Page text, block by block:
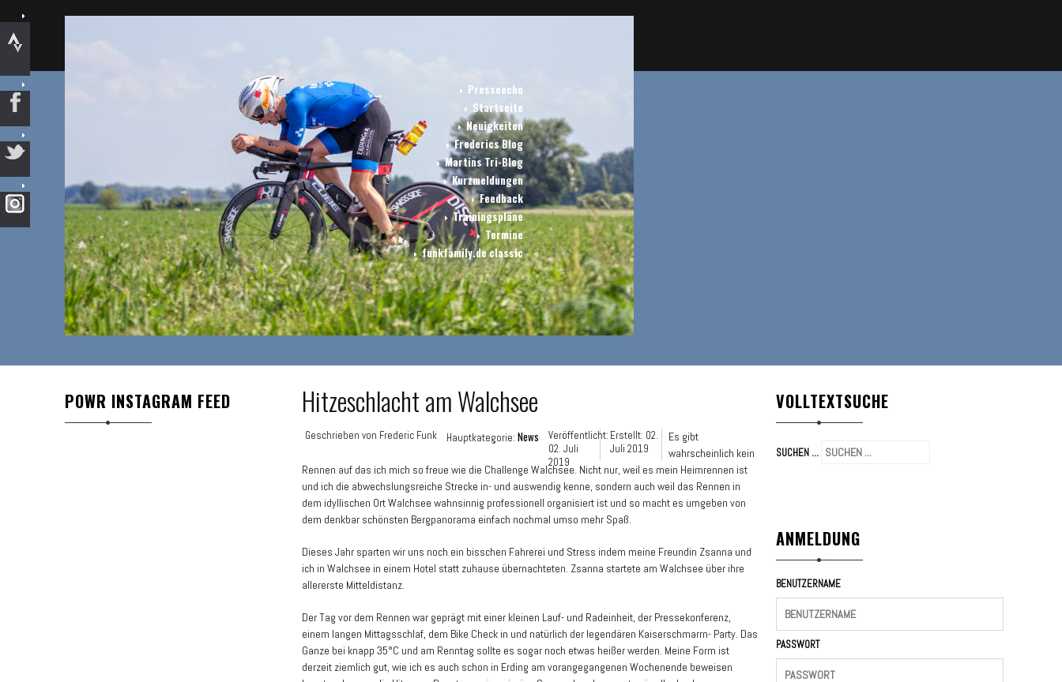
Presseecho
Startseite
Neuigkeiten
Frederics Blog
Martins Tri-Blog
Kurzmeldungen
Feedback
Trainingspläne
Termine
funkfamily.de classic
POWR INSTAGRAM FEED Hitzeschlacht am Walchsee
Geschrieben von Frederic Funk Hauptkategorie: News
Veröffentlicht:
02. Juli
2019
Erstellt: 02.
Juli 2019
Es gibt
wahrscheinlich kein
Rennen auf das ich mich so freue wie die Challenge Walchsee. Nicht nur, weil es mein Heimrennen ist
und ich die abwechslungsreiche Strecke in- und auswendig kenne, sondern auch weil das Rennen in
dem idyllischen Ort Walchsee wahnsinnig professionell organisiert ist und so macht es umgeben von
dem denkbar schönsten Bergpanorama einfach nochmal umso mehr Spaß.
Dieses Jahr sparten wir uns noch ein bisschen Fahrerei und Stress indem meine Freundin Zsanna und
ich in Walchsee in einem Hotel statt zuhause übernachteten. Zsanna startete am Walchsee über ihre
allererste Mitteldistanz.
Der Tag vor dem Rennen war geprägt mit einer kleinen Lauf- und Radeinheit, der Pressekonferenz,
einem langen Mittagsschlaf, dem Bike Check in und natürlich der legendären Kaiserschmarrn- Party. Das
Ganze bei knapp 35°C und am Renntag sollte es sogar noch etwas heißer werden. Meine Form ist
derzeit ziemlich gut, wie ich es auch schon in Erding am vorangegangenen Wochenende beweisen
VOLLTEXTSUCHE
SUCHEN ...
ANMELDUNG
BENUTZERNAME
PASSWORT